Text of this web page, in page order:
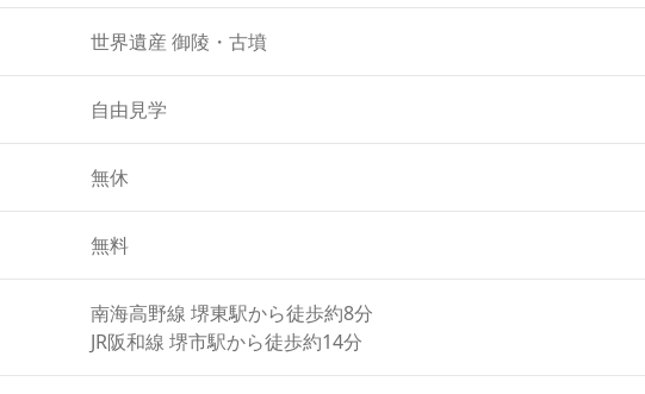
世界遺産 御陵・古墳
自由見学
無休
無料
南海高野線 堺東駅から徒歩約8分
JR阪和線 堺市駅から徒歩約14分